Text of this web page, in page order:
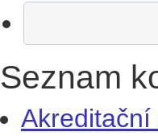
Seznam
Akreditační